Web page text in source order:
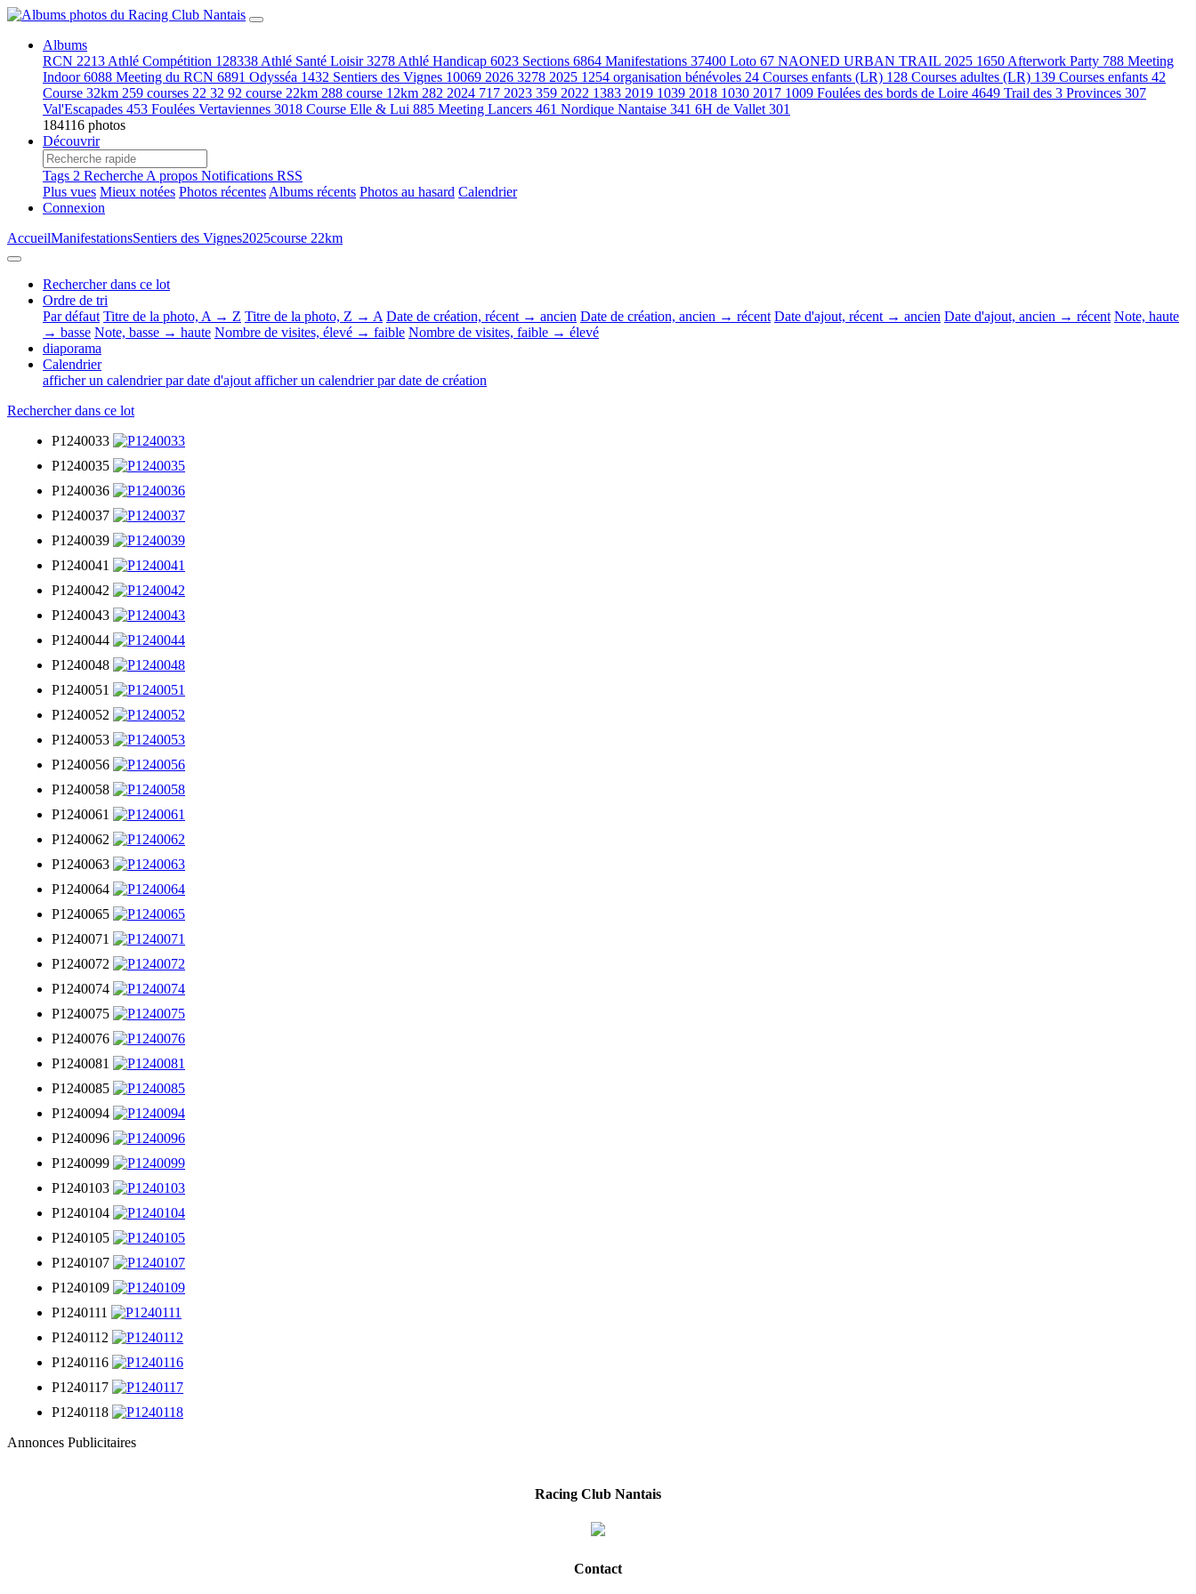
Albums
RCN 2213 Athlé Compétition 128338 Athlé Santé Loisir3278 Athlé Handicap 6023 Sections 6864 Manifestations 37400 Loto 67 NAONED URBAN TRAIL 2025 1650 Afterwork Party 788 Meeting
Indoor6088 Meeting du RCN 6891 Odysséa 1432 Sentiers des Vignes 10069 2026 3278 2025 1254 organisation bénévoles 24 Courses enfants (LR) 128 Courses adultes (LR) 139 Courses enfants 42
Course 32km 259 courses 22 32 92 course 22km 288 course 12km 282 2024 717 2023 359 2022 1383 2019 1039 2018 1030 2017 1009 Foulées des bords de Loire 4649 Trail des 3 Provinces 307
Val'Escapades 453 Foulées Vertaviennes 3018 Course Elle & Lui 885 Meeting Lancers 461 Nordique Nantaise 341 6H de Vallet 301
184116 photos
Découvrir
Tags 2 Recherche A propos Notifications RSS
Plus vues Mieux notées Photos récentes Albums récents Photos au hasard Calendrier
Connexion
AccueilManifestationsSentiers des Vignes2025course 22km
Rechercher dans ce lot
Ordre de tri
Par défaut Titre de la photo, A → Z Titre de la photo, Z → A Date de création, récent → ancien Date de création, ancien → récent Date d'ajout, récent → ancien Date d'ajout, ancien → récent Note, haute
→ basse Note, basse → haute Nombre de visites, élevé → faible Nombre de visites, faible → élevé
diaporama
Calendrier
afficher un calendrier par date d'ajout afficher un calendrier par date de création
Rechercher dans ce lot
P1240033
P1240035
P1240036
P1240037
P1240039
P1240041
P1240042
P1240043
P1240044
P1240048
P1240051
P1240052
P1240053
P1240056
P1240058
P1240061
P1240062
P1240063
P1240064
P1240065
P1240071
P1240072
P1240074
P1240075
P1240076
P1240081
P1240085
P1240094
P1240096
P1240099
P1240103
P1240104
P1240105
P1240107
P1240109
P1240111
P1240112
P1240116
P1240117
P1240118
Annonces Publicitaires
Racing Club Nantais
Contact